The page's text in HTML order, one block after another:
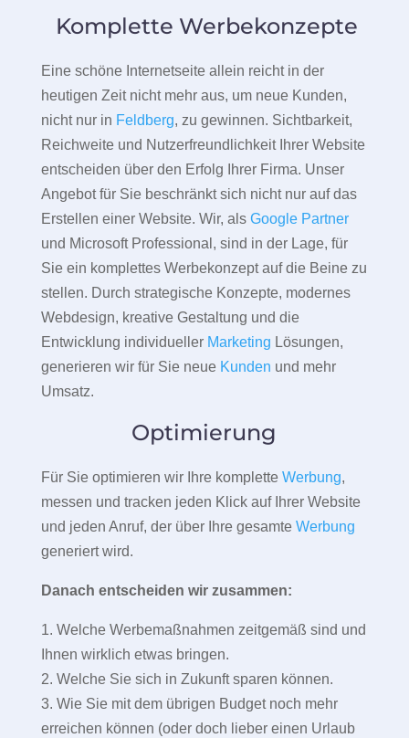
Komplette Werbekonzepte
Eine schöne Internetseite allein reicht in der
heutigen Zeit nicht mehr aus, um neue Kunden,
nicht nur in Feldberg, zu gewinnen. Sichtbarkeit,
Reichweite und Nutzerfreundlichkeit Ihrer Website
entscheiden über den Erfolg Ihrer Firma. Unser
Angebot für Sie beschränkt sich nicht nur auf das
Erstellen einer Website. Wir, als Google Partner
und Microsoft Professional, sind in der Lage, für
Sie ein komplettes Werbekonzept auf die Beine zu
stellen. Durch strategische Konzepte, modernes
Webdesign, kreative Gestaltung und die
Entwicklung individueller Marketing Lösungen,
generieren wir für Sie neue Kunden und mehr
Umsatz.
Optimierung
Für Sie optimieren wir Ihre komplette Werbung,
messen und tracken jeden Klick auf Ihrer Website
und jeden Anruf, der über Ihre gesamte Werbung
generiert wird.
Danach entscheiden wir zusammen:
1. Welche Werbemaßnahmen zeitgemäß sind und
Ihnen wirklich etwas bringen.
2. Welche Sie sich in Zukunft sparen können.
3. Wie Sie mit dem übrigen Budget noch mehr
erreichen können (oder doch lieber einen Urlaub